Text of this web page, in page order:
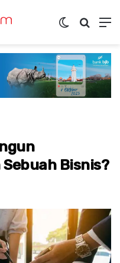
Switch skin
Bisnis?